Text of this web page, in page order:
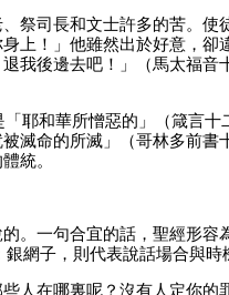
祭司長和文士許多的苦。使
上！」他雖然出於好意，卻
我後邊去吧！」（馬太福
和華所憎惡的」（箴言十
滅命的所滅」（哥林多前書
統。
。一句合宜的話，聖經形容
網子，則代表說話場合與時
人在哪裏呢？沒有人定你的